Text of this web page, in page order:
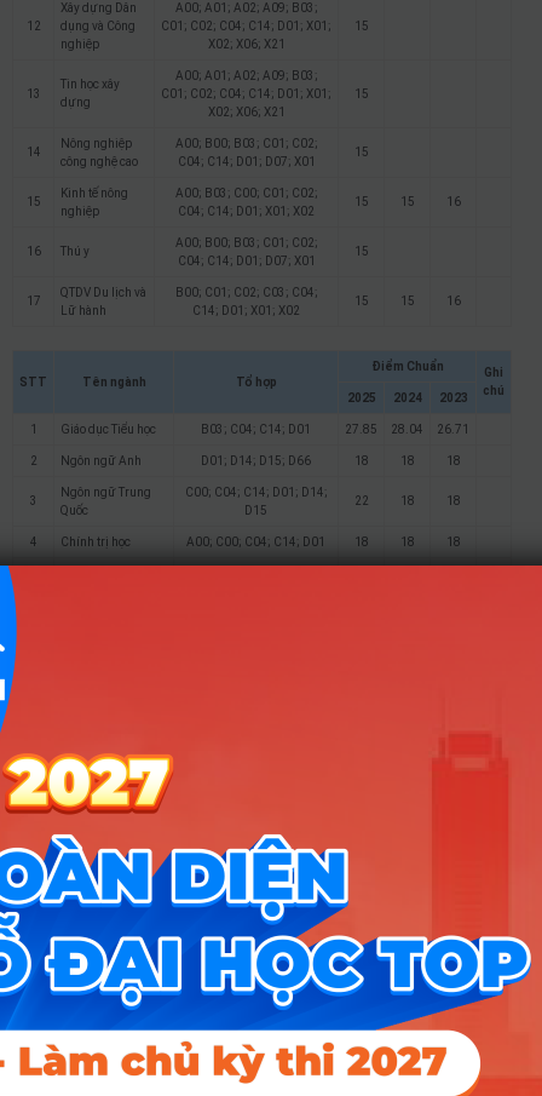
12
Xây dựng Dân
dụng và Công
nghiệp
A00; A01; A02; A09; B03;
C01; C02; C04; C14; D01; X01;
X02; X06; X21
15
13
Tin học xây
dựng
A00; A01; A02; A09; B03;
C01; C02; C04; C14; D01; X01;
X02; X06; X21
15
14
Nông nghiệp
công nghệ cao
A00; B00; B03; C01; C02;
C04; C14; D01; D07; X01
15
15
Kinh tế nông
nghiệp
A00; B03; C00; C01; C02;
C04; C14; D01; X01; X02
15 15 16
16 Thú y
A00; B00; B03; C01; C02;
C04; C14; D01; D07; X01
15
17
QTDV Du lịch và
Lữ hành
B00; C01; C02; C03; C04;
C14; D01; X01; X02
15 15 16
STT Tên ngành Tổ hợp
Điểm Chuẩn
Ghi
chú
2025 2024 2023
1 Giáo dục Tiểu học B03; C04; C14; D01 27.85 28.04 26.71
2 Ngôn ngữ Anh D01; D14; D15; D66 18 18 18
3
Ngôn ngữ Trung
Quốc
C00; C04; C14; D01; D14;
D15
22 18 18
4 Chính trị học A00; C00; C04; C14; D01 18 18 18
9 Luật
10
An toàn, sức khoẻ
11
Xây dựng Dân
dụng và Công
nghiệp
A00; A01; A02; A09; B03;
C01; C02; C04; C14; D01
A00; A01; A02; A09; B03;
C01; C02; C04; C14; D01
13
Nông nghiệp công
nghệ cao
A00; B00; B03; C01; C02;
C04; C14; D01; D07
18
14 18 18 18
15 Thú y
A00; B00; B03; C01; C02;
C04; C14; D01; D07
18